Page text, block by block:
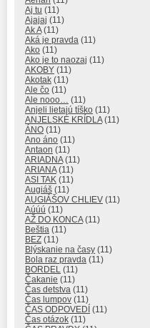
Aj tu (11)
Ajajaj (11)
Ak A(11)
Aká je pravda (11)
Ako (11)
Ako je to naozaj (11)
AKOBY (11)
Akotak (11)
Ale čo (11)
Ale nooo… (11)
Anjeli lietajú tíško (11)
ANJELSKÉ KRÍDLA(11)
ÁNO (11)
Ano áno (11)
Antaon (11)
ARIADNA(11)
ARIANA(11)
ASI TAK (11)
Augiáš (11)
AUGIÁŠOV CHLIEV (11)
Aúúú (11)
AŽ DO KONCA(11)
Beštia (11)
BEZ (11)
Blýskanie na časy (11)
Bola raz pravda (11)
BORDEL (11)
Čakanie (11)
Čas detstva (11)
Čas lumpov (11)
ČAS ODPOVEDÍ (11)
Čas otázok (11)